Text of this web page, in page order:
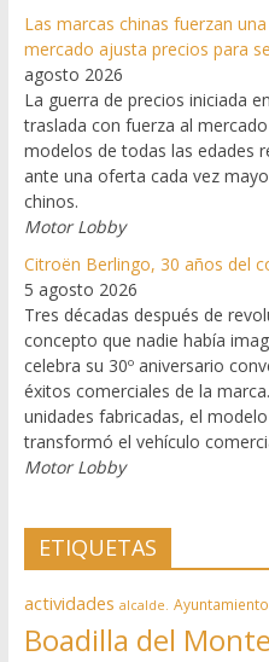
Las marcas chinas fuerzan
mercado ajusta precios para
agosto 2026
La guerra de precios iniciada
traslada con fuerza al
modelos de todas las edades
ante una oferta cada vez
chinos.
Motor Lobby
Citroën Berlingo, 30 años del
5 agosto 2026
Tres décadas después de
concepto que nadie había
celebra su 30º aniversario
éxitos comerciales de la
unidades fabricadas, el
transformó el vehículo
Motor Lobby
ETIQUETAS
actividades alcalde. Ayuntamiento
Boadilla del Monte